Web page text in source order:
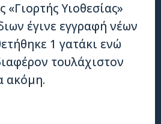
«Γιορτής Υιοθεσίας»
έγινε εγγραφή νέων
1 γατάκι ενώ
τουλάχιστον
ακόμη.